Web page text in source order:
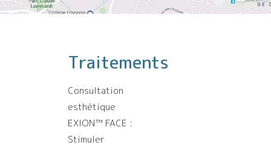
Traitements
Consultation
esthétique
EXION™️ FACE :
Stimuler